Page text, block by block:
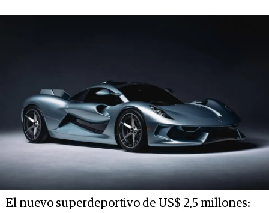
El nuevo superdeportivo de US$ 2,5 millones: